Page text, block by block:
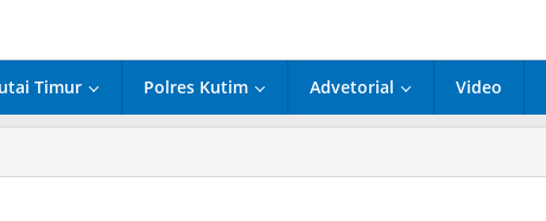
Timur Polres Kutim Advetorial Video